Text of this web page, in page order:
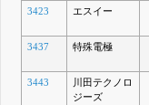
3423 エスイー
3437 特殊電極
3443
川田テクノロ
ジーズ